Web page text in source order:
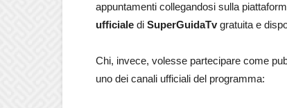
appuntamenti collegandosi sulla
ufficiale di SuperGuidaTvgratuita e
Chi, invece, volesse partecipare come
uno dei canali ufficiali del programma: